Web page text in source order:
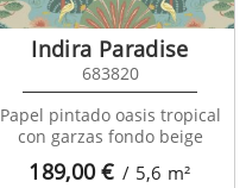
189,00€ / 5,6 m²
Indira Paradise
683820
Papel pintado oasis tropical
con garzas fondo beige